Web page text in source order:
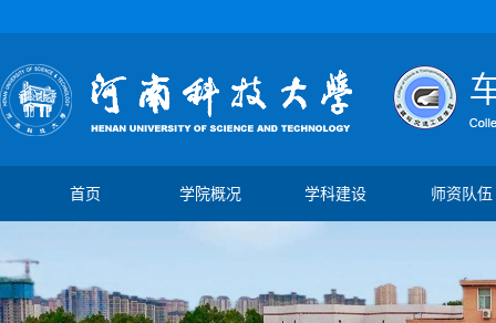
首页 学院概况 学科建设 师资队伍